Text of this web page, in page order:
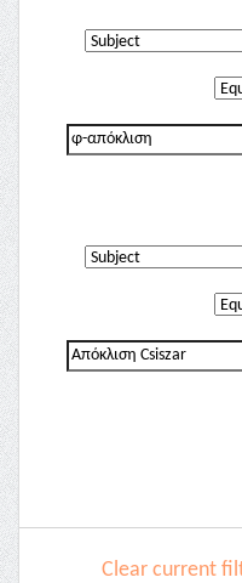
Clear current